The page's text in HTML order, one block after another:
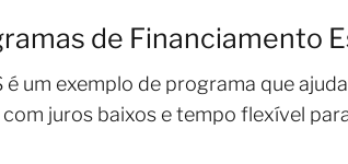
de Financiamento
é um exemplo de programa que
com juros baixos e tempo flexível